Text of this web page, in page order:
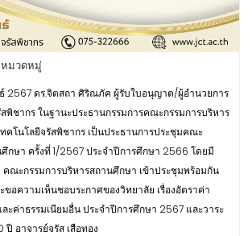
มวดหมู่
2567 ดร.จิตสถา ศิริณภัค ผู้รับใบอนุญาต/ผู้อำนวยการ
พิชากร ในฐานะประธานกรรมการคณะกรรมการบริหาร
คโนโลยีจรัสพิชากร เป็นประธานการประชุมคณะ
กษา ครั้งที่ 1/2567 ประจำปีการศึกษา 2566 โดยมี
ณะกรรมการบริหารสถานศึกษา เข้าประชุมพร้อมกัน
ขอความเห็นชอบระกาศของวิทยาลัย เรื่องอัตราค่า
ะค่าธรรมเนียมอื่น ประจำปีการศึกษา 2567 และวาระ
อาจารย์จรัส เสือทอง